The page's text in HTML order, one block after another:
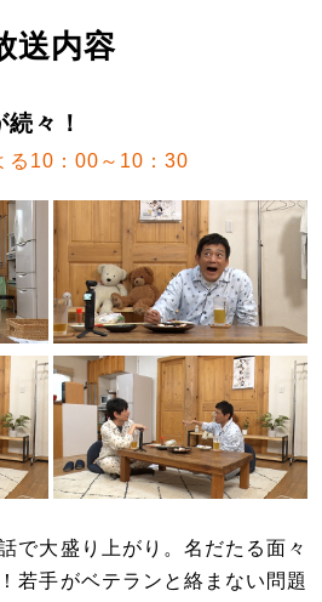
送内容
々！
る10：00～10：30
で大盛り上がり。名だたる面々
若手がベテランと絡まない問題